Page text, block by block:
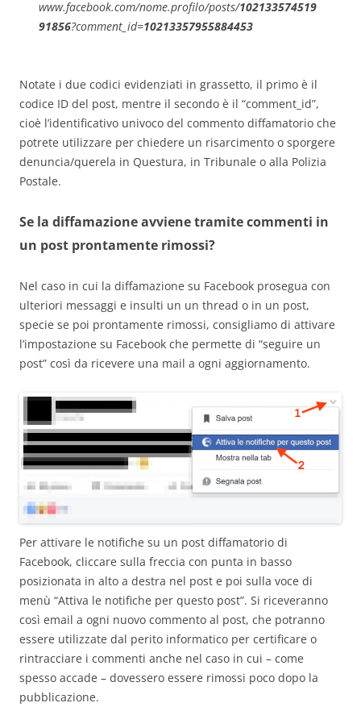
www.facebook.com/nome.profilo/posts/102133574519
91856?comment_id=10213357955884453
Notate i due codici evidenziati in grassetto, il primo è il
codice ID del post, mentre il secondo è il “comment_id”,
cioè l’identificativo univoco del commento diffamatorio che
potrete utilizzare per chiedere un risarcimento o sporgere
denuncia/querela in Questura, in Tribunale o alla Polizia
Postale.
Se la diffamazione avviene tramite commenti in
un post prontamente rimossi?
Nel caso in cui la diffamazione su Facebook prosegua con
ulteriori messaggi e insulti un un thread o in un post,
specie se poi prontamente rimossi, consigliamo di attivare
l’impostazione su Facebook che permette di “seguire un
post” così da ricevere una mail a ogni aggiornamento.
Per attivare le notifiche su un post diffamatorio di
Facebook, cliccare sulla freccia con punta in basso
posizionata in alto a destra nel post e poi sulla voce di
menù “Attiva le notifiche per questo post”. Si riceveranno
così email a ogni nuovo commento al post, che potranno
essere utilizzate dal perito informatico per certificare o
rintracciare i commenti anche nel caso in cui – come
spesso accade – dovessero essere rimossi poco dopo la
pubblicazione.